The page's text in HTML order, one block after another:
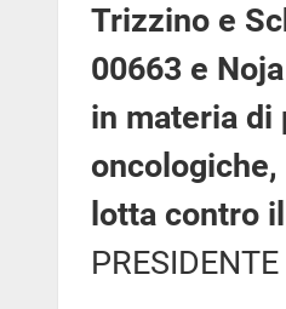
Trizzino e
00663 e
in materia di
lotta contro